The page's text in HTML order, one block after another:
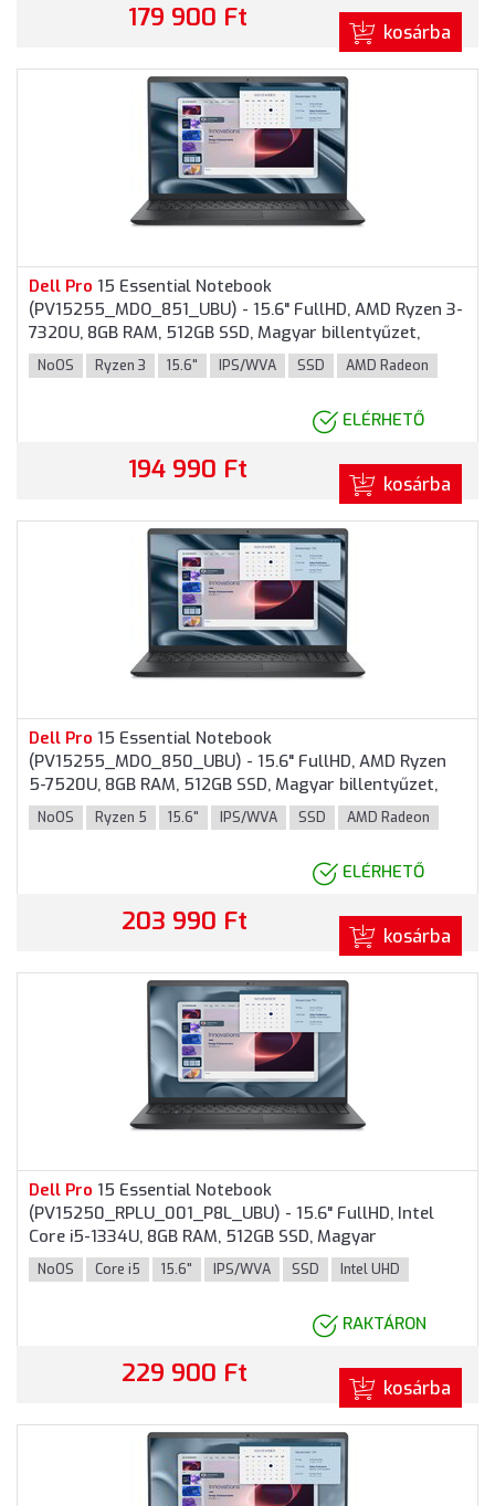
179 900 Ft kosárba
Dell Pro 15 Essential Notebook
(PV15255_MDO_851_UBU) - 15.6" FullHD, AMD Ryzen 3-
7320U, 8GB RAM, 512GB SSD, Magyar billentyűzet,
Operációs rendszer nélkül, 3 év garancia, Fekete
színben
NoOS Ryzen 3 15.6" IPS/WVA SSD AMD Radeon
ELÉRHETŐ
194 990 Ft kosárba
Dell Pro 15 Essential Notebook
(PV15255_MDO_850_UBU) - 15.6" FullHD, AMD Ryzen
5-7520U, 8GB RAM, 512GB SSD, Magyar billentyűzet,
Operációs rendszer nélkül, 3 év garancia, Fekete
színben
NoOS Ryzen 5 15.6" IPS/WVA SSD AMD Radeon
ELÉRHETŐ
203 990 Ft kosárba
Dell Pro 15 Essential Notebook
(PV15250_RPLU_001_P8L_UBU) - 15.6" FullHD, Intel
Core i5-1334U, 8GB RAM, 512GB SSD, Magyar
billentyűzet, Operációs rendszer nélkül, 3 év garancia,
Fekete színben
NoOS Core i5 15.6" IPS/WVA SSD Intel UHD
RAKTÁRON
229 900 Ft kosárba